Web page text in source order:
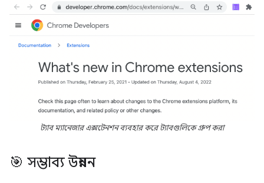
ট্যাব ম্যানেজার এক্সটেনশন ব্যবহার করে ট্যাবগুলিকে গ্রুপ করা
🎯 সম্ভাব্য উন্নয়ন